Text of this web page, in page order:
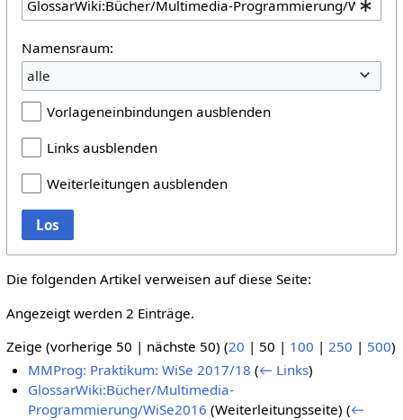
Namensraum:
alle
Vorlageneinbindungen ausblenden
Links ausblenden
Weiterleitungen ausblenden
Los
Die folgenden Artikel verweisen auf diese Seite:
Angezeigt werden 2 Einträge.
Zeige (vorherige 50 | nächste 50) (20 | 50 | 100 | 250 | 500)
MMProg: Praktikum: WiSe 2017/18 (← Links)
GlossarWiki:Bücher/Multimedia-
Programmierung/WiSe2016 (Weiterleitungsseite)(←